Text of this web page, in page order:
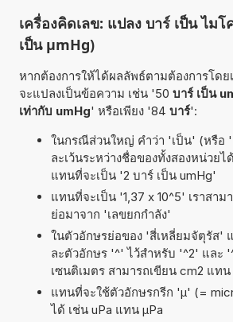
เครื่องคิดเลข: แปลง บาร์ เป็น ไม
เป็น µmHg)
หากต้องการให้ได้ผลลัพธ์ตามต้องการโด
จะแปลงเป็นข้อความ เช่น '50 บาร์ เป็น
เท่ากับ umHg' หรือเพียง '84 บาร์':
ในกรณีส่วนใหญ่ คำว่า 'เป็น' (หรือ
ละเว้นระหว่างชื่อของทั้งสองหน่วยไ
แทนที่จะเป็น '2 บาร์ เป็น umHg'
แทนที่จะเป็น '1,37 x 10^5' เราสาม
ย่อมาจาก 'เลขยกกำลัง'
ในตัวอักษรย่อของ 'สี่เหลี่ยมจัตุรัส'
ละตัวอักษร '^' ไว้สำหรับ '^2' และ
เซนติเมตร สามารถเขียน cm2 แท
แทนที่จะใช้ตัวอักษรกรีก 'µ' (=
ได้ เช่น uPa แทน µPa